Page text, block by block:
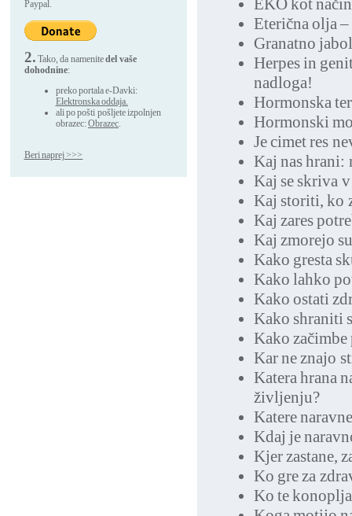
EKO kot
Eterična olja –
Granatno
Herpes in
nadloga!
Hormonska
Hormonski
Je cimet res
Kaj nas hrani:
Kaj se skriva
Kaj storiti, ko
Kaj zares
Kaj zmorejo
Kako gresta
Kako lahko
Kako ostati
Kako shraniti
Kako
Kar ne znajo
Katera hrana
življenju?
Katere
Kdaj je
Kjer zastane,
Ko gre za
Ko te
Paypal.
2. Tako, da namenitedel vaše
dohodnine:
preko portala e-Davki:
Elektronska oddaja.
ali po pošti pošljete izpolnjen
obrazec:Obrazec.
Beri naprej >>>